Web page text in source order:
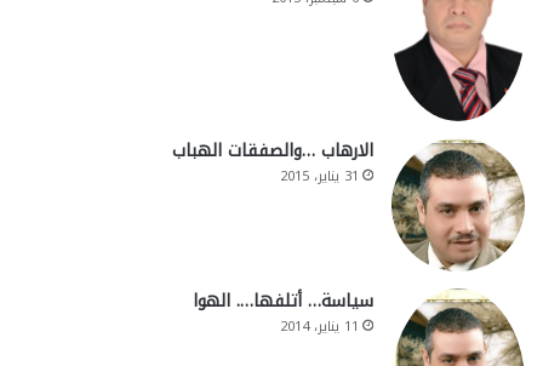
الارهاب …والصفقات الهباب
31 يناير، 2015
سياسة… أتلفها…. الهوا
11 يناير، 2014